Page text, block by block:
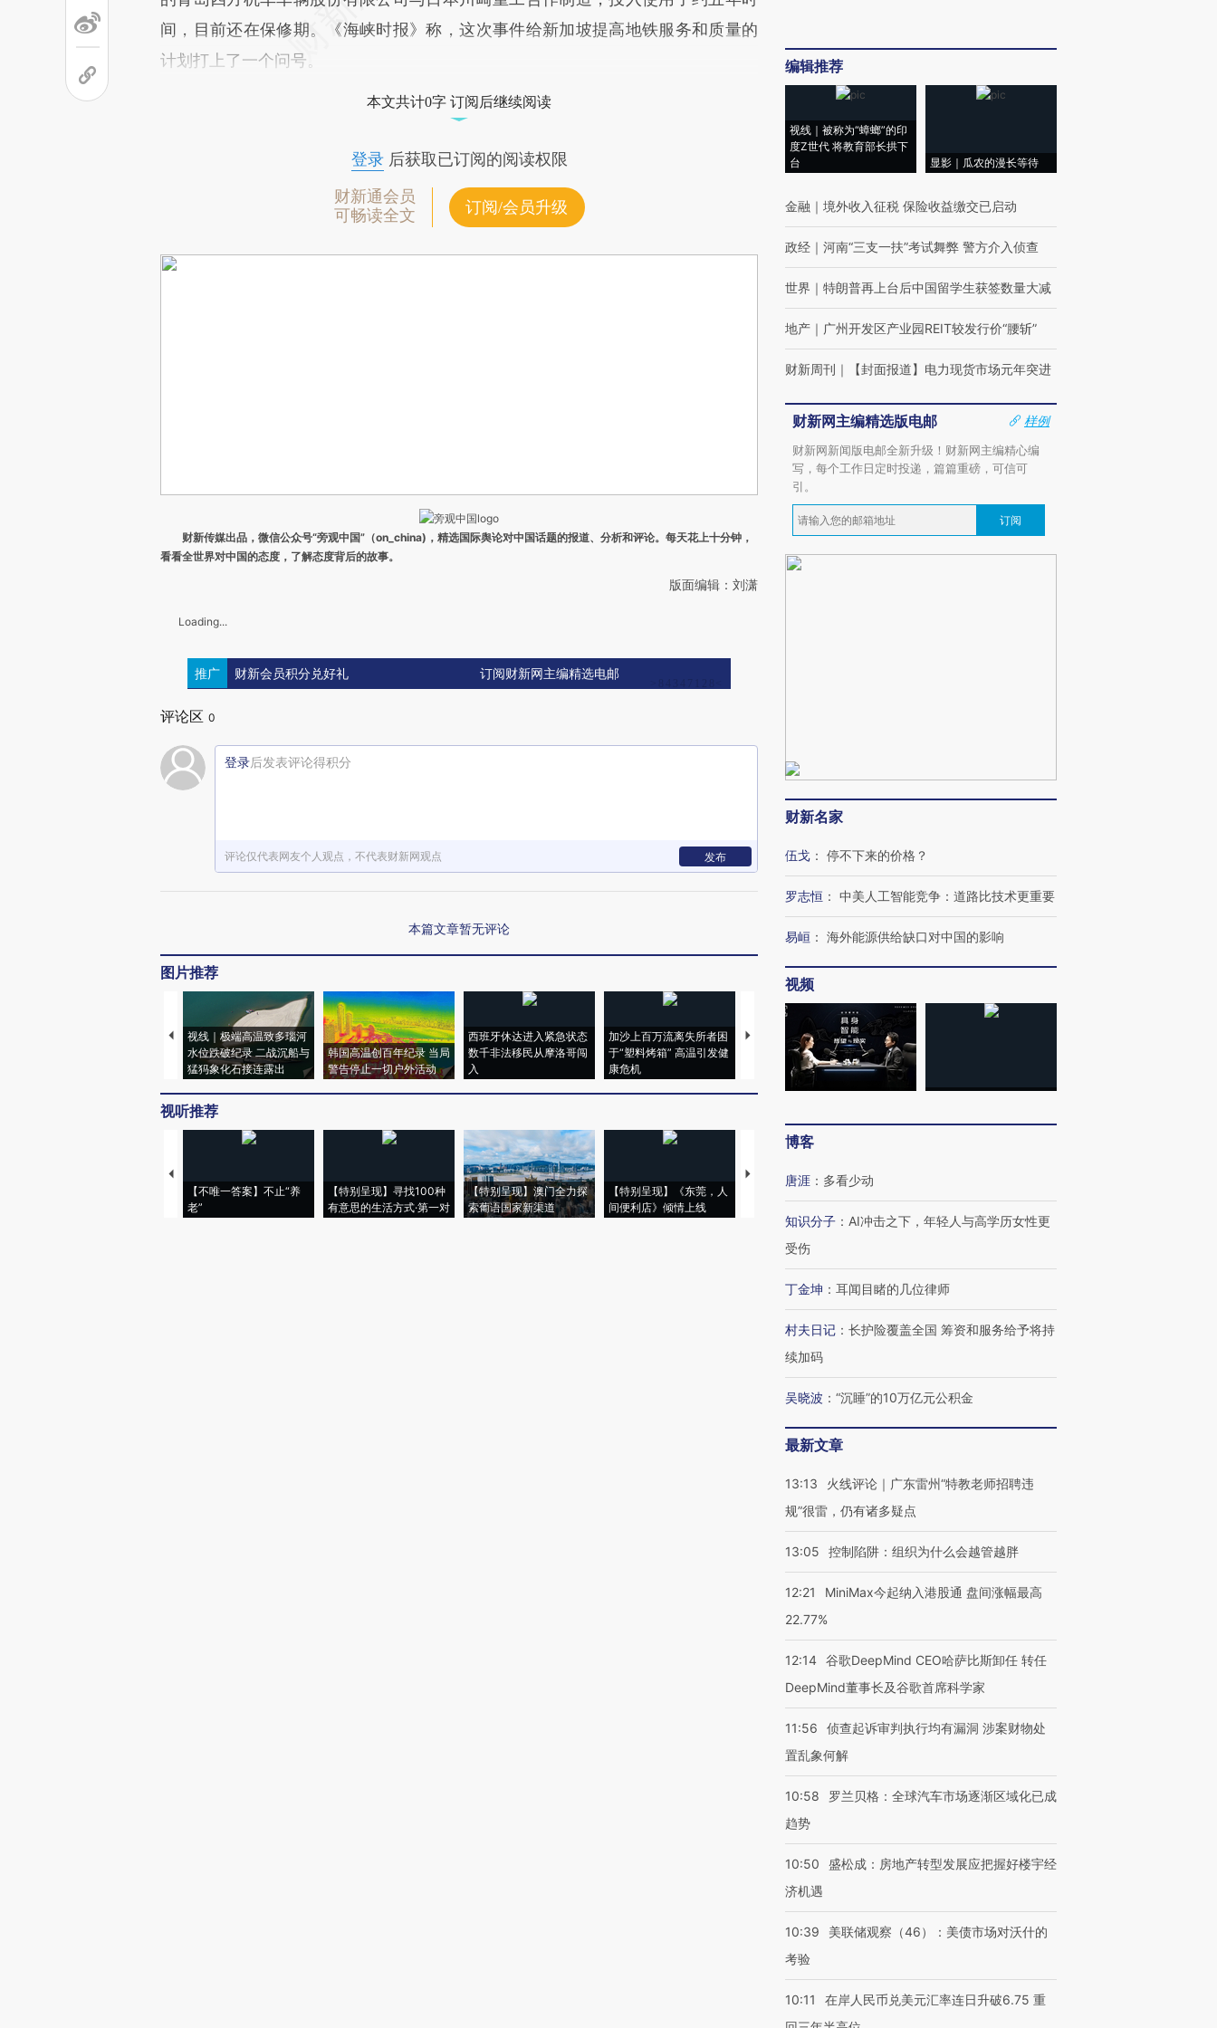
间，目前还在保修期。《海峡时报》称，这次事件给新加坡提高地铁服务和质量的
计划打上了一个问号。
本文共计0字 订阅后继续阅读
登录后获取已订阅的阅读权限
财新通会员
可畅读全文
订阅/会员升级
财新传媒出品，微信公众号“旁观中国”（on_china)，精选国际舆论对中国话题的报道、分析和评论。每天花上十分钟，
看看全世界对中国的态度，了解态度背后的故事。
版面编辑：刘潇
Loading...
推广 财新会员积分兑好礼 订阅财新网主编精选电邮
评论区 0
登录后发表评论得积分
评论仅代表网友个人观点，不代表财新网观点 发布
本篇文章暂无评论
图片推荐
视线｜极端高温致多瑙河
水位跌破纪录 二战沉船与
猛犸象化石接连露出
韩国高温创百年纪录 当局
警告停止一切户外活动
西班牙休达进入紧急状态
数千非法移民从摩洛哥闯
入
加沙上百万流离失所者困
于“塑料烤箱” 高温引发健
康危机
马航飞行员跨国走私7万
粒摇头丸 尿检体内含3种
泽连斯基密集出访美英 索
要防空导弹“救急”
视听推荐
【不唯一答案】不止“养
老”
【特别呈现】寻找100种
有意思的生活方式·第一对
【特别呈现】澳门全力探
索葡语国家新渠道
【特别呈现】《东莞，人
间便利店》倾情上线
【推广】走进第四届链博
会，让数智科技“链”接产
编辑推荐
视线｜被称为“蟑螂”的印
度Z世代 将教育部长拱下
台
显影｜瓜农的漫长等待
金融 ｜ 境外收入征税 保险收益缴交已启动
政经 ｜ 河南“三支一扶”考试舞弊 警方介入侦查
世界 ｜ 特朗普再上台后中国留学生获签数量大减
地产 ｜ 广州开发区产业园REIT较发行价“腰斩”
财新周刊 ｜ 【封面报道】电力现货市场元年突进
财新网主编精选版电邮
样例
财新网新闻版电邮全新升级！财新网主编精心编
写，每个工作日定时投递，篇篇重磅，可信可
引。
订阅
财新名家
伍戈 ： 停不下来的价格？
罗志恒 ： 中美人工智能竞争：道路比技术更重要
易峘 ： 海外能源供给缺口对中国的影响
视频
博客
唐涯 ： 多看少动
知识分子 ： AI冲击之下，年轻人与高学历女性更
受伤
丁金坤 ： 耳闻目睹的几位律师
村夫日记 ： 长护险覆盖全国 筹资和服务给予将持
续加码
吴晓波 ： “沉睡”的10万亿元公积金
最新文章
13:13
火线评论｜广东雷州“特教老师招聘违
规”很雷，仍有诸多疑点
13:05 控制陷阱：组织为什么会越管越胖
12:21
MiniMax今起纳入港股通 盘间涨幅最高
22.77%
12:14 谷歌DeepMind CEO哈萨比斯卸任 转任
DeepMind董事长及谷歌首席科学家
11:56
侦查起诉审判执行均有漏洞 涉案财物处
置乱象何解
10:58
罗兰贝格：全球汽车市场逐渐区域化已成
趋势
10:50
盛松成：房地产转型发展应把握好楼宇经
济机遇
10:39
美联储观察（46）：美债市场对沃什的
考验
10:11
在岸人民币兑美元汇率连日升破6.75 重